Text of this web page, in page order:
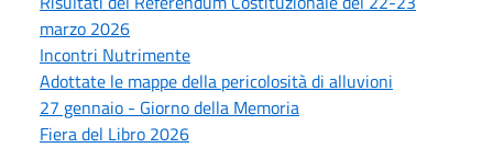
marzo 2026
Incontri Nutrimente
Adottate le mappe della pericolosità di alluvioni
27 gennaio - Giorno della Memoria
Fiera del Libro 2026